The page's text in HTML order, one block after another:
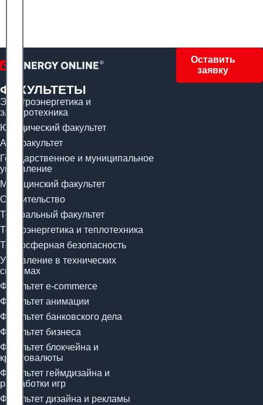
Оставить
заявку
ФАКУЛЬТЕТЫ
Электроэнергетика и
электротехника
Юридический факультет
Арт-факультет
Государственное и муниципальное
управление
Медицинский факультет
Строительство
Театральный факультет
Теплоэнергетика и теплотехника
Техносферная безопасность
Управление в технических
системах
Факультет e-commerce
Факультет анимации
Факультет банковского дела
Факультет бизнеса
Факультет блокчейна и
криптовалюты
Факультет геймдизайна и
разработки игр
Факультет дизайна и рекламы